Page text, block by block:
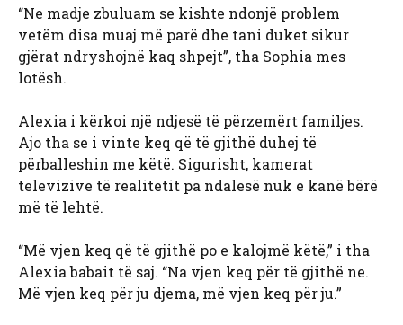
“Ne madje zbuluam se kishte ndonjë problem
vetëm disa muaj më parë dhe tani duket sikur
gjërat ndryshojnë kaq shpejt”, tha Sophia mes
lotësh.
Alexia i kërkoi një ndjesë të përzemërt familjes.
Ajo tha se i vinte keq që të gjithë duhej të
përballeshin me këtë. Sigurisht, kamerat
televizive të realitetit pa ndalesë nuk e kanë bërë
më të lehtë.
“Më vjen keq që të gjithë po e kalojmë këtë,” i tha
Alexia babait të saj. “Na vjen keq për të gjithë ne.
Më vjen keq për ju djema, më vjen keq për ju.”